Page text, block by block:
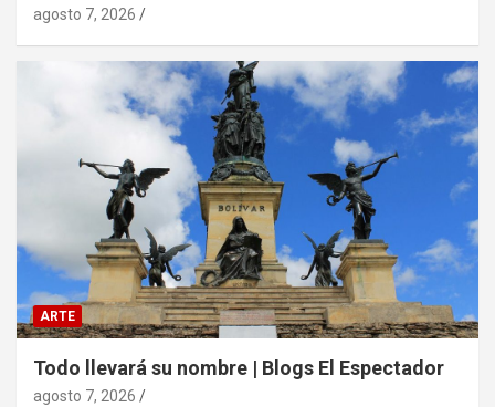
agosto 7, 2026
ARTE
Todo llevará su nombre | Blogs El Espectador
agosto 7, 2026